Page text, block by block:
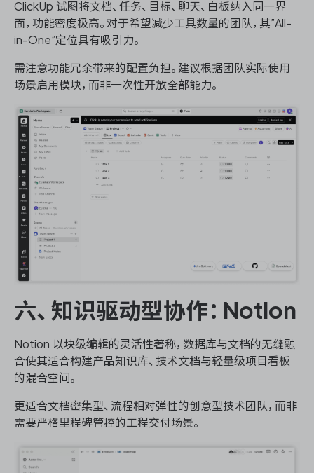
ClickUp 试图将文档、任务、目标、聊天、白板纳入同一界
面，功能密度极高。对于希望减少工具数量的团队，其”All-
in-One”定位具有吸引力。
需注意功能冗余带来的配置负担。建议根据团队实际使用
场景启用模块，而非一次性开放全部能力。
六、知识驱动型协作：Notion
Notion 以块级编辑的灵活性著称，数据库与文档的无缝融
合使其适合构建产品知识库、技术文档与轻量级项目看板
的混合空间。
更适合文档密集型、流程相对弹性的创意型技术团队，而非
需要严格里程碑管控的工程交付场景。